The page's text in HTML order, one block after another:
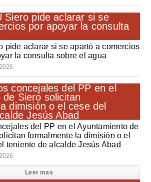
pide aclarar si se apartó a comercios
la consulta sobre el agua
del PP en el Ayuntamiento de
formalmente la dimisión o el
teniente de alcalde Jesús Abad
Leer mas